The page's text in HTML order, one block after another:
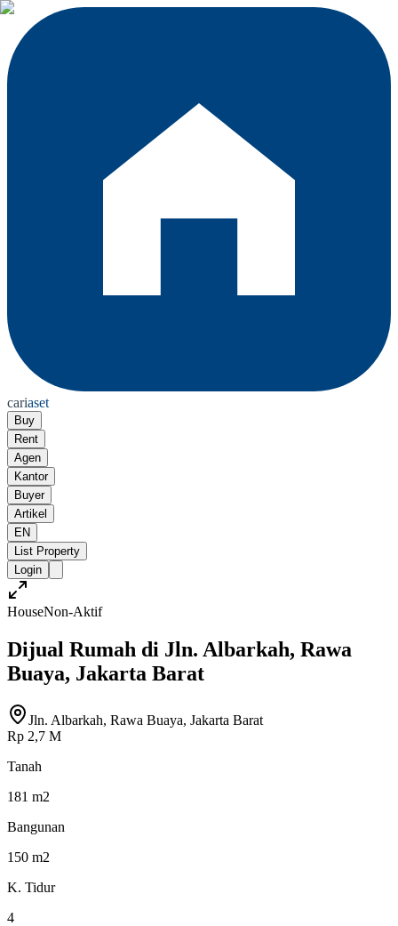
cariaset
Buy
Rent
Agen
Kantor
Buyer
Artikel
EN
List Property
Login
HouseNon-Aktif
Dijual Rumah di Jln. Albarkah, Rawa
Buaya, Jakarta Barat
Jln. Albarkah, Rawa Buaya, Jakarta Barat
Rp 2,7 M
Tanah
181 m2
Bangunan
150 m2
K. Tidur
4